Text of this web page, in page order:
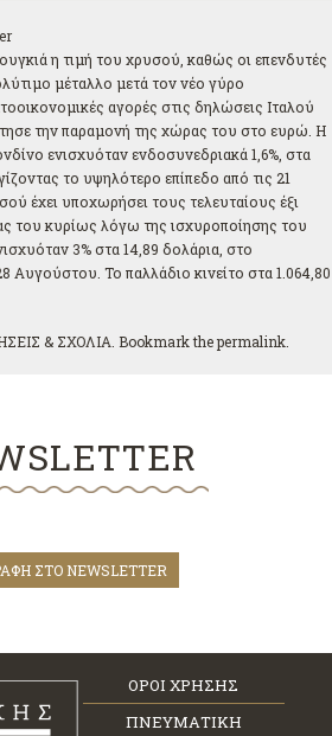
η τιμή του χρυσού, καθώς οι επενδυτές
μέταλλο μετά τον νέο γύρο
αγορές στις δηλώσεις Ιταλού
την παραμονή της χώρας του στο ευρώ. Η
ενισχυόταν ενδοσυνεδριακά 1,6%, στα
το υψηλότερο επίπεδο από τις 21
έχει υποχωρήσει τους τελευταίους έξι
του κυρίως λόγω της ισχυροποίησης του
3% στα 14,89 δολάρια, στο
Αυγούστου. Το παλλάδιο κινείτο στα 1.064,80
& ΣΧΟΛΙΑ . Bookmark thepermalink
ΣΤΟ NEWSLETTER
ΟΡΟΙ ΧΡΗΣΗΣ
ΠΝΕΥΜΑΤΙΚΗ